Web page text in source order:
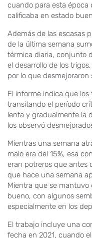
cuando para esta época
calificaba en estado
Además de las escasas
de la última semana
térmica diaria, conjunto
el desarrollo de los
por lo que desmejoraron
El informe indica que
transitando el período
lenta y gradualmente la
los observó
Mientras una semana
malo era del 15%, esa
eran potreros que antes
que hace una semana
Mientra que se mantuvo
bueno, con algunos
especialmente en los
El trabajo incluye una
fecha en 2021, cuando